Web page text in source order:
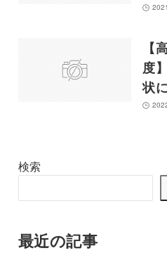
【
度
状
検索
最近の記事